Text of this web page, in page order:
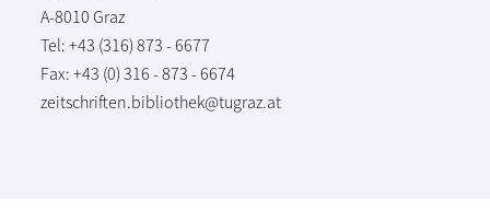
A-8010 Graz
Tel: +43 (316) 873 - 6677
Fax: +43 (0) 316 - 873 - 6674
zeitschriften.bibliothek@tugraz.at